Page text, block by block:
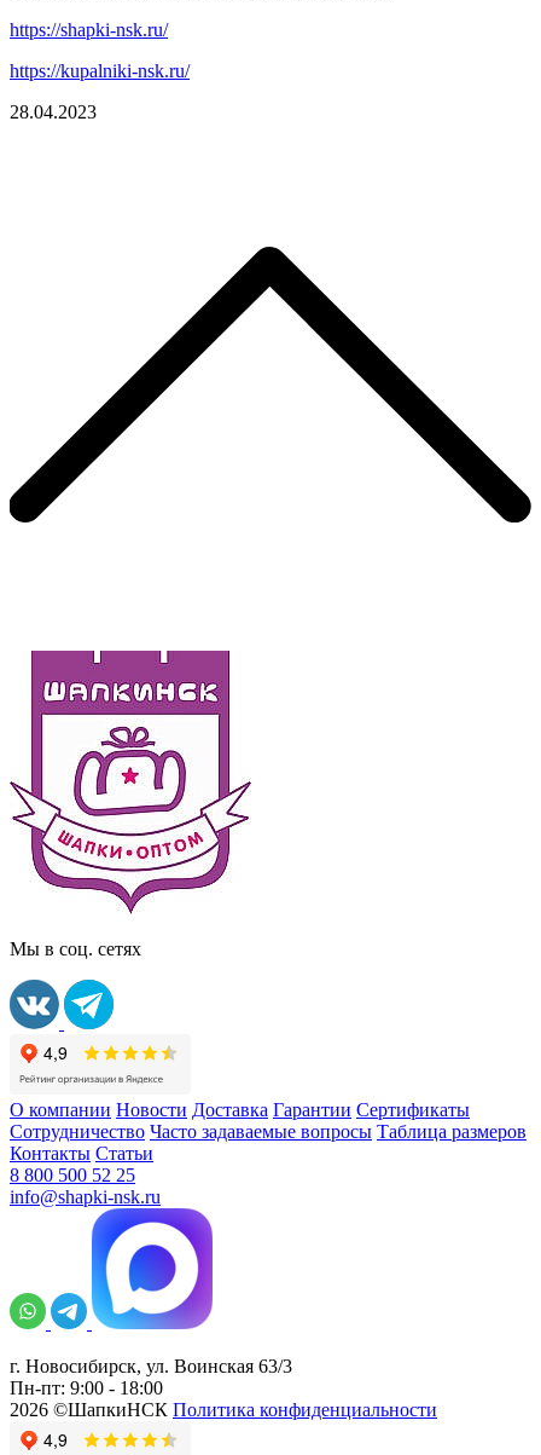
https://shapki-nsk.ru/
https://kupalniki-nsk.ru/
28.04.2023
Мы в соц. сетях
О компании Новости Доставка Гарантии Сертификаты
Сотрудничество Часто задаваемые вопросы Таблица размеров
Контакты Статьи
8 800 500 52 25
info@shapki-nsk.ru
г. Новосибирск, ул. Воинская 63/3
Пн-пт: 9:00 - 18:00
2026 ©ШапкиНСК Политика конфиденциальности